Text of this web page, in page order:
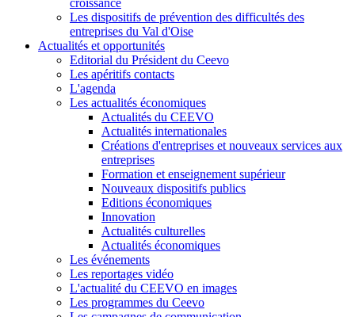
Les dispositifs de prévention des difficultés des
entreprises du Val d'Oise
Actualités et opportunités
Editorial du Président du Ceevo
Les apéritifs contacts
L'agenda
Les actualités économiques
Actualités du CEEVO
Actualités internationales
Créations d'entreprises et nouveaux services aux
entreprises
Formation et enseignement supérieur
Nouveaux dispositifs publics
Editions économiques
Innovation
Actualités culturelles
Actualités économiques
Les événements
Les reportages vidéo
L'actualité du CEEVO en images
Les programmes du Ceevo